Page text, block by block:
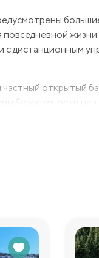
с дистанционным
открытый
безопасности на
информацию,